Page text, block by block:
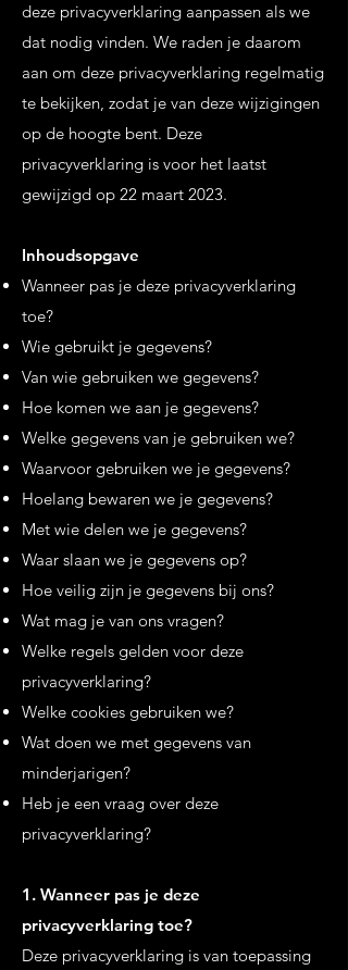
deze privacyverklaring aanpassen als we
dat nodig vinden. We raden je daarom
aan om deze privacyverklaring regelmatig
te bekijken, zodat je van deze wijzigingen
op de hoogte bent. Deze
privacyverklaring is voor het laatst
gewijzigd op 22 maart 2023.
Inhoudsopgave
Wanneer pas je deze privacyverklaring
toe?
Wie gebruikt je gegevens?
Van wie gebruiken we gegevens?
Hoe komen we aan je gegevens?
Welke gegevens van je gebruiken we?
Waarvoor gebruiken we je gegevens?
Hoelang bewaren we je gegevens?
Met wie delen we je gegevens?
Waar slaan we je gegevens op?
Hoe veilig zijn je gegevens bij ons?
Wat mag je van ons vragen?
Welke regels gelden voor deze
privacyverklaring?
Welke cookies gebruiken we?
Wat doen we met gegevens van
minderjarigen?
Heb je een vraag over deze
privacyverklaring?
1. Wanneer pas je deze
privacyverklaring toe?
Deze privacyverklaring is van toepassing